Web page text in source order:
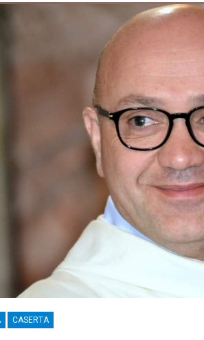
CASERTA